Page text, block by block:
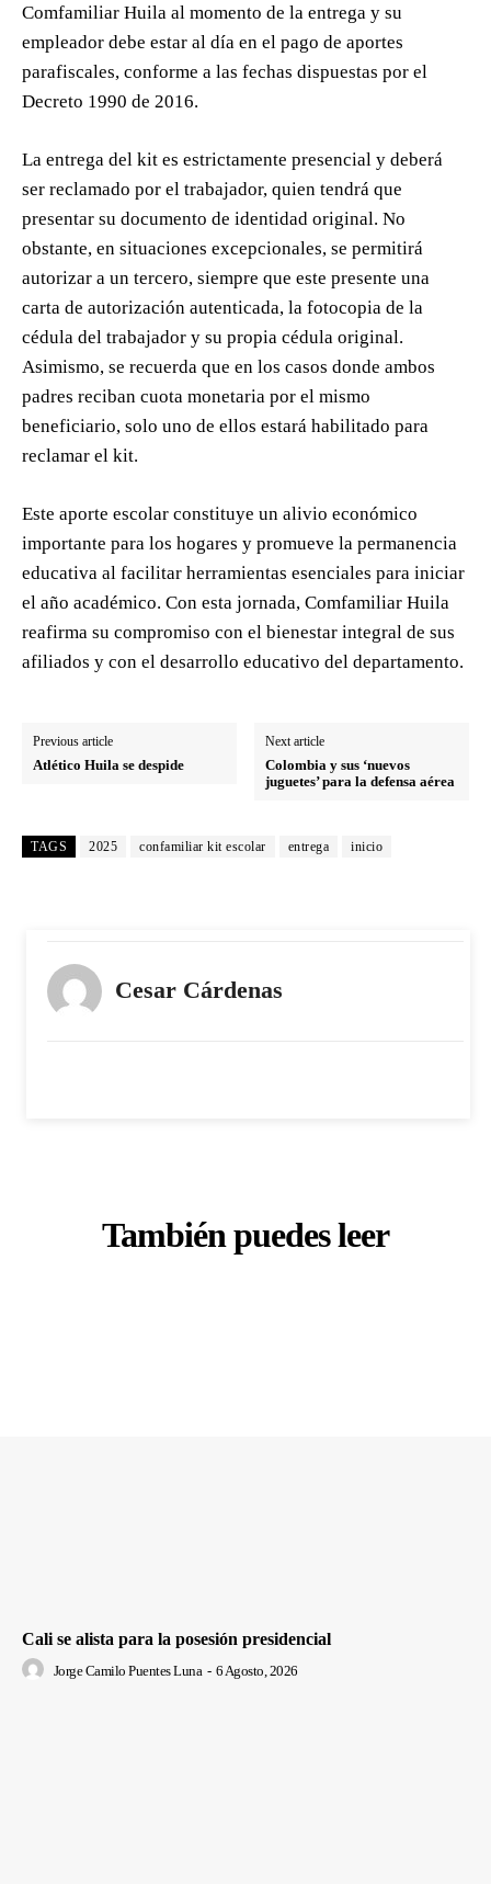
Comfamiliar Huila al momento de la entrega y su
empleador debe estar al día en el pago de aportes
parafiscales, conforme a las fechas dispuestas por el
Decreto 1990 de 2016.
La entrega del kit es estrictamente presencial y deberá
ser reclamado por el trabajador, quien tendrá que
presentar su documento de identidad original. No
obstante, en situaciones excepcionales, se permitirá
autorizar a un tercero, siempre que este presente una
carta de autorización autenticada, la fotocopia de la
cédula del trabajador y su propia cédula original.
Asimismo, se recuerda que en los casos donde ambos
padres reciban cuota monetaria por el mismo
beneficiario, solo uno de ellos estará habilitado para
reclamar el kit.
Este aporte escolar constituye un alivio económico
importante para los hogares y promueve la permanencia
educativa al facilitar herramientas esenciales para iniciar
el año académico. Con esta jornada, Comfamiliar Huila
reafirma su compromiso con el bienestar integral de sus
afiliados y con el desarrollo educativo del departamento.
Previous article
Atlético Huila se despide
Next article
Colombia y sus ‘nuevos
juguetes’ para la defensa aérea
TAGS 2025 confamiliar kit escolar entrega inicio
Cesar Cárdenas
También puedes leer
Cali se alista para la posesión presidencial
Jorge Camilo Puentes Luna - 6 Agosto, 2026